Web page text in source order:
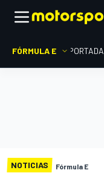
FÓRMULA E PORTADA
NOTICIAS Fórmula E